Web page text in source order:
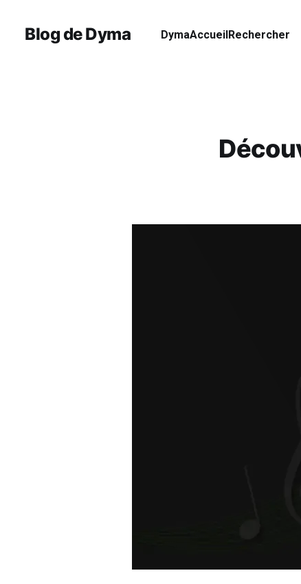
Blog de Dyma DymaAccueilRechercher